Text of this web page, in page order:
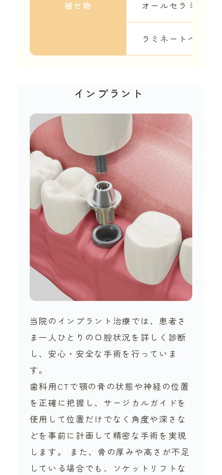
被せ物 オールセラミック
ラミネートべニア
インプラント
当院のインプラント治療では、患者さ
ま一人ひとりの口腔状況を詳しく診断
し、安心・安全な手術を行っていま
す。
歯科用CTで顎の骨の状態や神経の位置
を正確に把握し、サージカルガイドを
使用して位置だけでなく角度や深さな
どを事前に計画して精密な手術を実現
します。 また、骨の厚みや高さが不足
している場合でも、ソケットリフトな